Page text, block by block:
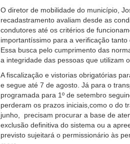
O diretor de mobilidade do município,
recadastramento avaliam desde as
condutores até os critérios de
importantíssimo para a verificação
Essa busca pelo cumprimento das
a integridade das pessoas que utilizam
A fiscalização e vistorias obrigatórias
e segue até 7 de agosto. Já para o
programada para 1º de setembro
perderam os prazos iniciais,como o do
junho, precisam procurar a base de
exclusão definitiva do sistema ou a
previsto sujeitará o permissionário às